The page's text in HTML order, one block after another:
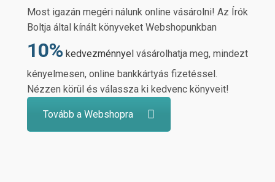
Most igazán megéri nálunk online vásárolni! Az Írók
Boltja által kínált könyveket Webshopunkban
10% kedvezménnyel vásárolhatja meg, mindezt
kényelmesen, online bankkártyás fizetéssel.
Nézzen körül és válassza ki kedvenc könyveit!
Tovább a Webshopra